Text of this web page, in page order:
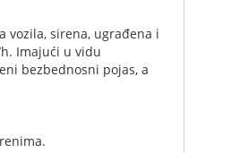
vozila, sirena, ugrađena i
Imajući u vidu
bezbednosni pojas, a